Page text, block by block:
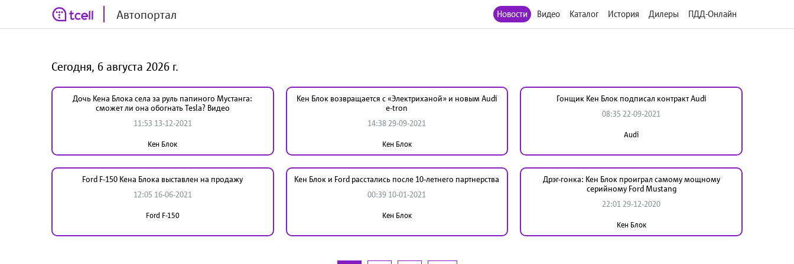
Автопортал Новости Видео Каталог История Дилеры ПДД-Онлайн
Сегодня, 6 августа 2026 г.
Дочь Кена Блока села за руль папиного Мустанга:
сможет ли она обогнать Tesla? Видео
11:53 13-12-2021
Кен Блок
Кен Блок возвращается с «Электриханой» и новым Audi
e-tron
14:38 29-09-2021
Кен Блок
Гонщик Кен Блок подписал контракт Audi
08:35 22-09-2021
Audi
Ford F-150 Кена Блока выставлен на продажу
12:05 16-06-2021
Ford F-150
Кен Блок и Ford расстались после 10-летнего партнерства
00:39 10-01-2021
Кен Блок
Дрэг-гонка: Кен Блок проиграл самому мощному
серийному Ford Mustang
22:01 29-12-2020
Кен Блок